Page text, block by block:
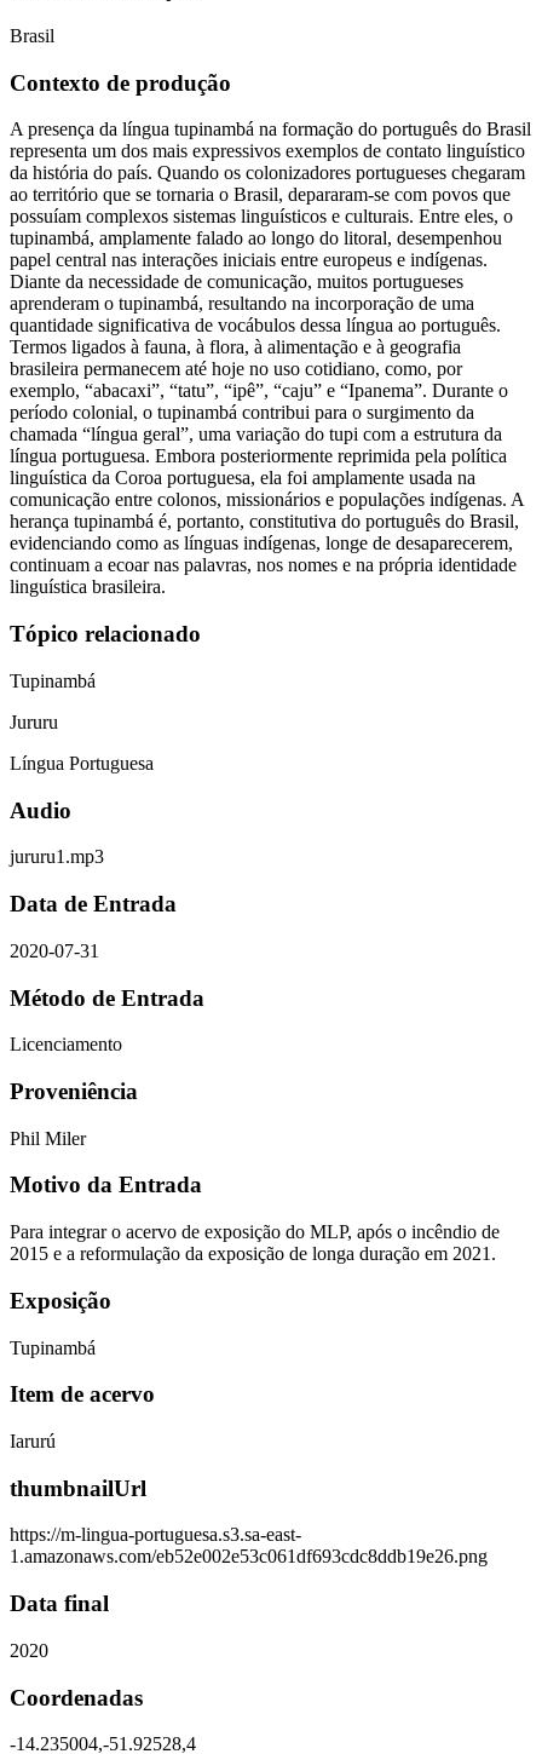
Brasil
Contexto de produção
A presença da língua tupinambá na formação do português do Brasil
representa um dos mais expressivos exemplos de contato linguístico
da história do país. Quando os colonizadores portugueses chegaram
ao território que se tornaria o Brasil, depararam-se com povos que
possuíam complexos sistemas linguísticos e culturais. Entre eles, o
tupinambá, amplamente falado ao longo do litoral, desempenhou
papel central nas interações iniciais entre europeus e indígenas.
Diante da necessidade de comunicação, muitos portugueses
aprenderam o tupinambá, resultando na incorporação de uma
quantidade significativa de vocábulos dessa língua ao português.
Termos ligados à fauna, à flora, à alimentação e à geografia
brasileira permanecem até hoje no uso cotidiano, como, por
exemplo, “abacaxi”, “tatu”, “ipê”, “caju” e “Ipanema”. Durante o
período colonial, o tupinambá contribui para o surgimento da
chamada “língua geral”, uma variação do tupi com a estrutura da
língua portuguesa. Embora posteriormente reprimida pela política
linguística da Coroa portuguesa, ela foi amplamente usada na
comunicação entre colonos, missionários e populações indígenas. A
herança tupinambá é, portanto, constitutiva do português do Brasil,
evidenciando como as línguas indígenas, longe de desaparecerem,
continuam a ecoar nas palavras, nos nomes e na própria identidade
linguística brasileira.
Tópico relacionado
Tupinambá
Jururu
Língua Portuguesa
Audio
jururu1.mp3
Data de Entrada
2020-07-31
Método de Entrada
Licenciamento
Proveniência
Phil Miler
Motivo da Entrada
Para integrar o acervo de exposição do MLP, após o incêndio de
2015 e a reformulação da exposição de longa duração em 2021.
Exposição
Tupinambá
Item de acervo
Iarurú
thumbnailUrl
https://m-lingua-portuguesa.s3.sa-east-
1.amazonaws.com/eb52e002e53c061df693cdc8ddb19e26.png
Data final
2020
Coordenadas
-14.235004,-51.92528,4